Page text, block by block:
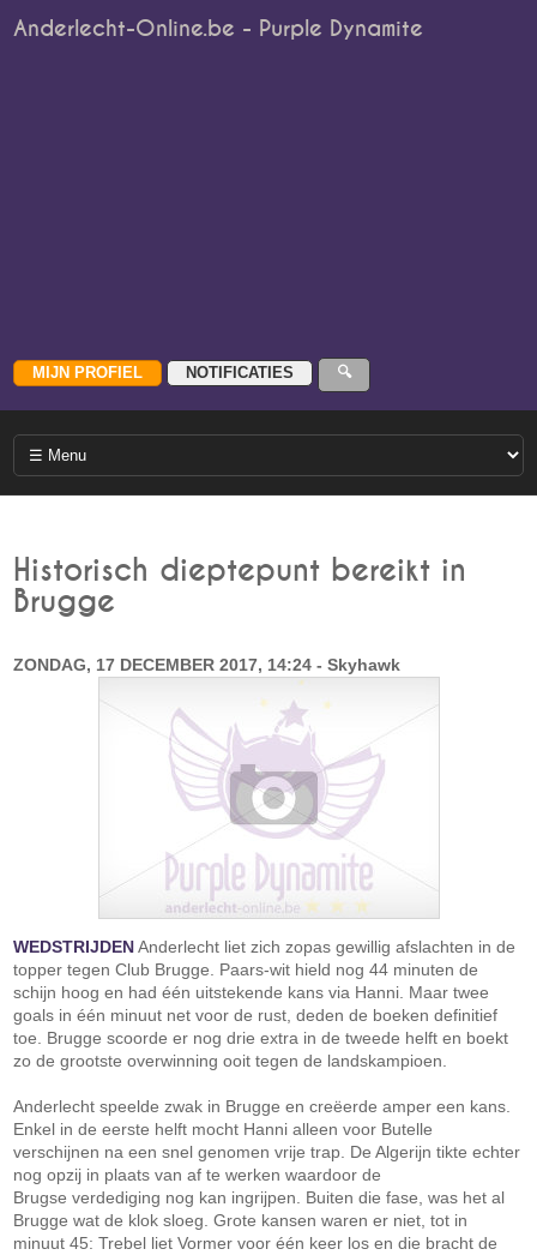
Anderlecht-Online.be - Purple Dynamite
Historisch dieptepunt bereikt in
Brugge
ZONDAG, 17 DECEMBER 2017, 14:24 - Skyhawk
WEDSTRIJDENAnderlecht liet zich zopas gewillig afslachten in de
topper tegen Club Brugge. Paars-wit hield nog 44 minuten de
schijn hoog en had één uitstekende kans via Hanni. Maar twee
goals in één minuut net voor de rust, deden de boeken definitief
toe. Brugge scoorde er nog drie extra in de tweede helft en boekt
zo de grootste overwinning ooit tegen de landskampioen.
Anderlecht speelde zwak in Brugge en creëerde amper een kans.
Enkel in de eerste helft mocht Hanni alleen voor Butelle
verschijnen na een snel genomen vrije trap. De Algerijn tikte echter
nog opzij in plaats van af te werken waardoor de
Brugse verdediging nog kan ingrijpen. Buiten die fase, was het al
Brugge wat de klok sloeg. Grote kansen waren er niet, tot in
minuut 45: Trebel liet Vormer voor één keer los en die bracht de